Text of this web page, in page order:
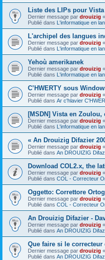
Liste des LIPs pour Vista
Dernier message par drouizig «
Publié dans L'informatique en
L'archipel des langues
Dernier message par drouizig «
Publié dans L'informatique en
Yehoù amerikanek
Dernier message par drouizig «
Publié dans L'informatique en
C’HWERTY sous
Dernier message par drouizig «
Publié dans Ar c'hlavier
[MSDN] Vista en Zoulou,
Dernier message par drouizig «
Publié dans L'informatique en
« An Drouizig Difazier
Dernier message par drouizig «
Publié dans An DROUIZIG
Download COL2.x, the
Dernier message par drouizig «
Publié dans COL - Correcteur
Oggetto: Correttore
Dernier message par drouizig «
Publié dans COL - Correcteur
An Drouizig Difazier -
Dernier message par drouizig «
Publié dans An DROUIZIG
Que faire si le
Dernier message par drouizig «
Publié dans An DROUIZIG